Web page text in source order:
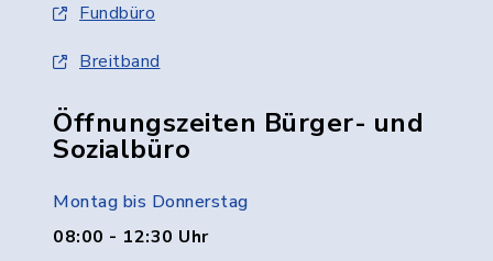
Fundbüro
Breitband
Öffnungszeiten Bürger- und
Sozialbüro
Montag bis Donnerstag
08:00 - 12:30 Uhr